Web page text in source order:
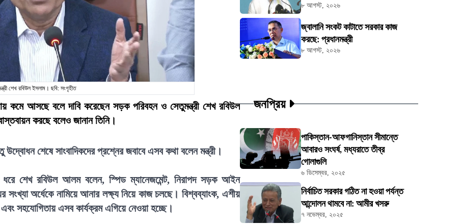
শেখ রবিউল ইসলাম। ছবি: সংগৃহীত
কমে আসছে বলে দাবি করেছেন সড়ক পরিবহন ও সেতুমন্ত্রী শেখ রবিউল
করছে বলেও জানান তিনি।
শেষে সাংবাদিকদের প্রশ্নের জবাবে এসব কথা বলেন মন্ত্রী।
শেখ রবিউল আলম বলেন, স্পিড ম্যানেজমেন্ট, নিরাপদ সড়ক আইন
অর্ধেকে নামিয়ে আনার লক্ষ্য নিয়ে কাজ চলছে। বিশ্বব্যাংক, এশীয়
সহযোগিতায় এসব কার্যক্রম এগিয়ে নেওয়া হচ্ছে।
৮ আগস্ট, ২০২৬
জ্বালানি সংকট কাটাতে সরকার কাজ
করছে: প্রধানমন্ত্রী
৮ আগস্ট, ২০২৬
জনপ্রিয়
পাকিস্তান-আফগানিস্তান সীমান্তে
আবারও সংঘর্ষ, মধ্যরাতে তীব্র
গোলাগুলি
৬ ডিসেম্বর, ২০২৫
নির্বাচিত সরকার গঠিত না হওয়া পর্যন্ত
আন্দোলন থামবে না: আমীর খসরু
৭ নভেম্বর, ২০২৫